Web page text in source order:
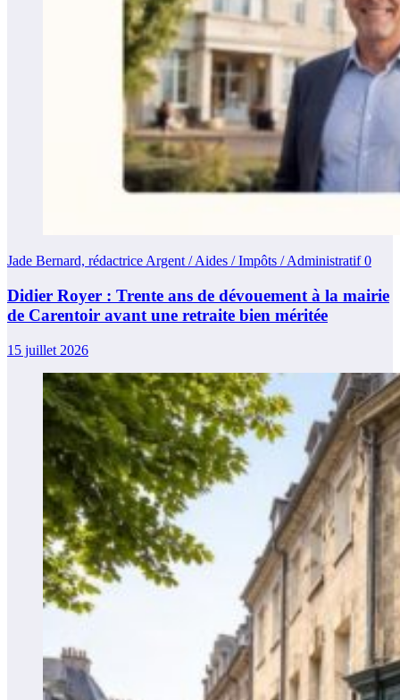
Jade Bernard, rédactrice Argent / Aides / Impôts / Administratif0
Didier Royer : Trente ans de dévouement à la mairie
de Carentoir avant une retraite bien méritée
15 juillet 2026